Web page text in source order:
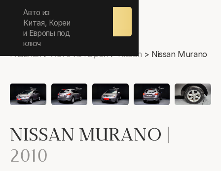
Авто из
Китая, Кореи
и Европы под
ключ
Оставить
заявку
Главная>Авто из Кореи>Nissan > Nissan Murano
NISSAN MURANO |
2010